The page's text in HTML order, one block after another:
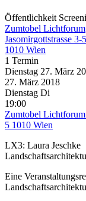
Öffentlichkeit
Zumtobel Lichtforum
Jasomirgottstrasse 3-5
1010 Wien
1 Termin
Dienstag 27. März
27. März 2018
Dienstag Di
19:00
Zumtobel Lichtforum
5 1010 Wien
LX3: Laura Jeschke
Eine